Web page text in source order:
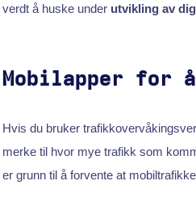
verdt å huske under utvikling av
Mobilapper for
Hvis du bruker
merke til hvor mye trafikk som
er grunn til å forvente at